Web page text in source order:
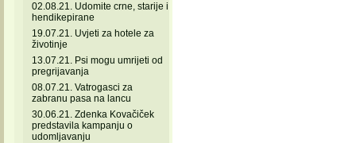
02.08.21. Udomite crne, starije i
hendikepirane
19.07.21. Uvjeti za hotele za
životinje
13.07.21. Psi mogu umrijeti od
pregrijavanja
08.07.21. Vatrogasci za
zabranu pasa na lancu
30.06.21. Zdenka Kovačiček
predstavila kampanju o
udomljavanju